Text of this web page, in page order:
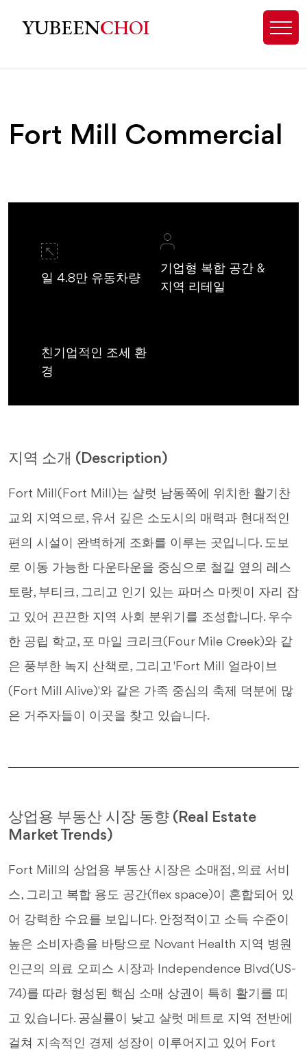
Fort Mill, SC Homes for Sale -
YUBEENCHOI
Fort Mill Commercial
일 4.8만 유동차량
기업형 복합 공간 &
지역 리테일
친기업적인 조세 환
경
지역 소개 (Description)
Fort Mill(Fort Mill)는 샬럿 남동쪽에 위치한 활기찬
교외 지역으로, 유서 깊은 소도시의 매력과 현대적인
편의 시설이 완벽하게 조화를 이루는 곳입니다. 도보
로 이동 가능한 다운타운을 중심으로 철길 옆의 레스
토랑, 부티크, 그리고 인기 있는 파머스 마켓이 자리 잡
고 있어 끈끈한 지역 사회 분위기를 조성합니다. 우수
한 공립 학교, 포 마일 크리크(Four Mile Creek)와 같
은 풍부한 녹지 산책로, 그리고 'Fort Mill 얼라이브
(Fort Mill Alive)'와 같은 가족 중심의 축제 덕분에 많
은 거주자들이 이곳을 찾고 있습니다.
상업용 부동산 시장 동향 (Real Estate
Market Trends)
Fort Mill의 상업용 부동산 시장은 소매점, 의료 서비
스, 그리고 복합 용도 공간(flex space)이 혼합되어 있
어 강력한 수요를 보입니다. 안정적이고 소득 수준이
높은 소비자층을 바탕으로 Novant Health 지역 병원
인근의 의료 오피스 시장과 Independence Blvd(US-
74)를 따라 형성된 핵심 소매 상권이 특히 활기를 띠
고 있습니다. 공실률이 낮고 샬럿 메트로 지역 전반에
걸쳐 지속적인 경제 성장이 이루어지고 있어 Fort